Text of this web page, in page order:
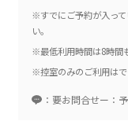
※すでにご予約が入っ
い。
※最低利用時間は8時間
※控室のみのご利用はで
：要お問合せー：
新宿住友スカ
ベルサール西
ベルサール東
ベルサール神田
飯田橋・九
ベルサール半
ベルサール飯
ベルサール飯
ベルサール神
渋谷エリア
ベルサール渋
六本木・虎